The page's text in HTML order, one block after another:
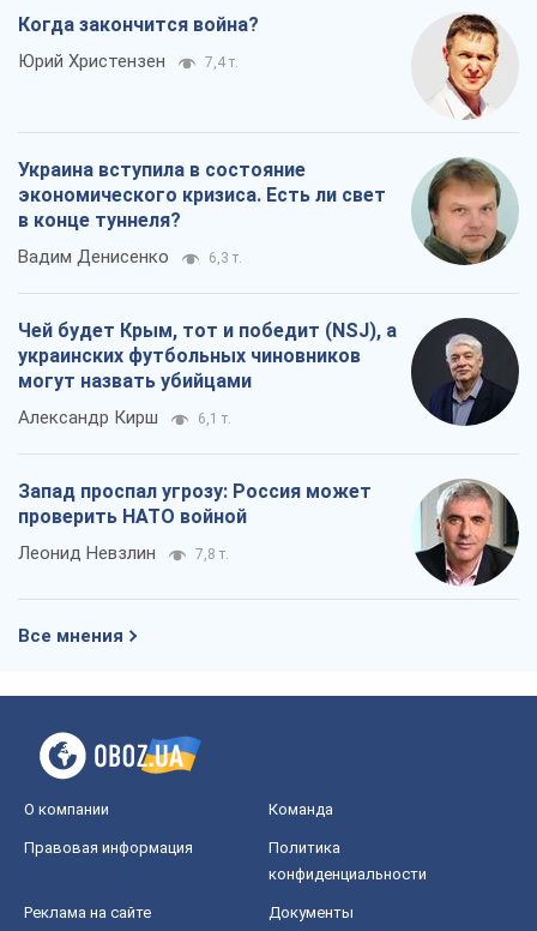
Когда закончится война?
Юрий Христензен 7,4 т.
Украина вступила в состояние
экономического кризиса. Есть ли свет
в конце туннеля?
Вадим Денисенко 6,3 т.
Чей будет Крым, тот и победит (NSJ), а
украинских футбольных чиновников
могут назвать убийцами
Александр Кирш 6,1 т.
Запад проспал угрозу: Россия может
проверить НАТО войной
Леонид Невзлин 7,8 т.
Все мнения
О компании Команда
Правовая информация
Политика
конфиденциальности
Реклама на сайте Документы